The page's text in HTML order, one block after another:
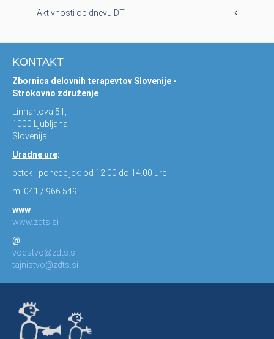
Aktivnosti ob dnevu DT
KONTAKT
Zbornica delovnih terapevtov Slovenije -
Strokovno združenje
Linhartova 51,
1000 Ljubljana
Slovenija
Uradne ure:
petek - ponedeljek: od 12.00 do 14.00 ure
m: 041 / 966 549
www
www.zdts.si
@
vodstvo@zdts.si
tajnistvo@zdts.si